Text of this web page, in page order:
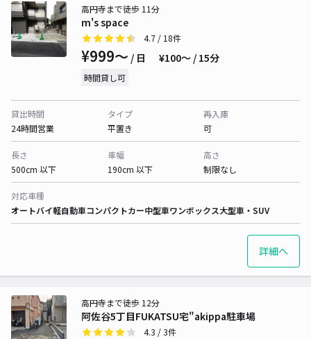
m's space
高円寺まで徒歩 11分
4.7 / 18件
¥999〜 / 日 ¥100〜 / 15分
時間貸し可
貸出時間
24時間営業
タイプ
平置き
再入庫
可
長さ
500cm 以下
車幅
190cm 以下
高さ
制限なし
対応車種
オートバイ軽自動車コンパクトカー中型車ワンボックス大型車・SUV
詳細へ
阿佐谷5丁目FUKATSU宅"akippa駐車場
高円寺まで徒歩 12分
4.3 / 3件